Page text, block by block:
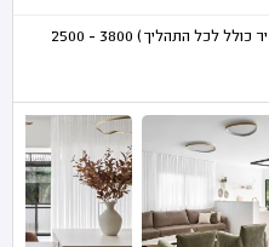
3800 - 2500